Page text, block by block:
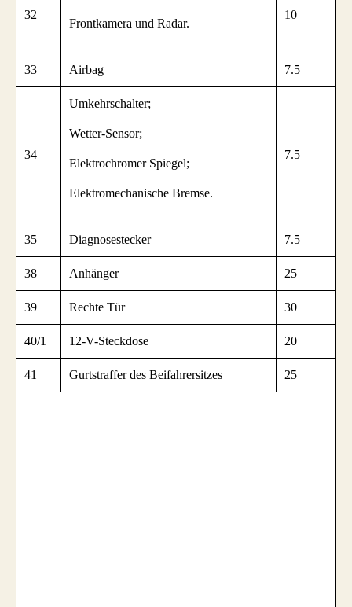
32
Frontkamera und Radar.
10
33 Airbag 7.5
34
Umkehrschalter;
Wetter-Sensor;
Elektrochromer Spiegel;
Elektromechanische Bremse.
7.5
35 Diagnosestecker 7.5
38 Anhänger 25
39 Rechte Tür 30
40/1 12-V-Steckdose 20
41 Gurtstraffer des Beifahrersitzes 25